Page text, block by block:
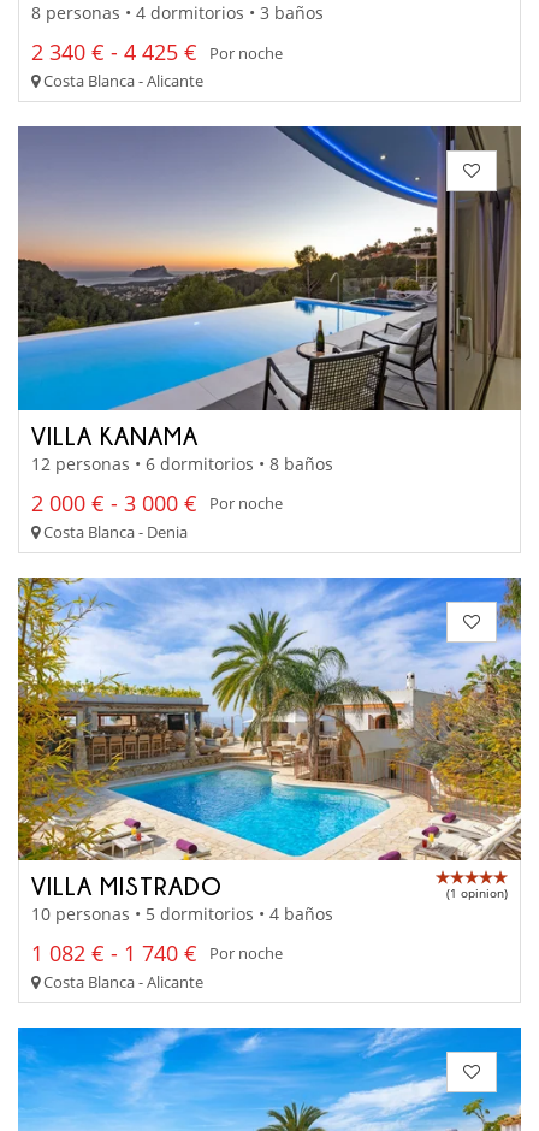
8 personas • 4 dormitorios • 3 baños
2 340 € - 4 425 €
Por noche
Costa Blanca - Alicante
VILLA KANAMA
12 personas • 6 dormitorios • 8 baños
2 000 € - 3 000 €
Por noche
Costa Blanca - Denia
VILLA MISTRADO (1 opinion)
10 personas • 5 dormitorios • 4 baños
1 082 € - 1 740 €
Por noche
Costa Blanca - Alicante